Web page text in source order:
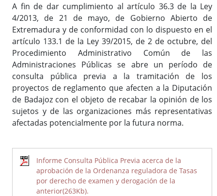
Inicio
A fin de dar cumplimiento al artículo 36.3 de la Ley
4/2013, de 21 de mayo, de Gobierno Abierto de
Extremadura y de conformidad con lo dispuesto en el
artículo 133.1 de la Ley 39/2015, de 2 de octubre, del
Procedimiento Administrativo Común de las
Administraciones Públicas se abre un período de
consulta pública previa a la tramitación de los
proyectos de reglamento que afecten a la Diputación
de Badajoz con el objeto de recabar la opinión de los
sujetos y de las organizaciones más representativas
afectadas potencialmente por la futura norma.
Informe Consulta Pública Previa acerca de la
aprobación de la Ordenanza reguladora de Tasas
por derecho de examen y derogación de la
anterior(263Kb).